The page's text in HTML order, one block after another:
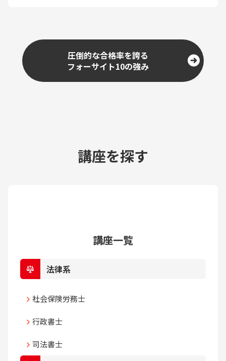
圧倒的な合格率を誇る
フォーサイト10の強み
講座を探す
講座一覧
法律系
社会保険労務士
行政書士
司法書士